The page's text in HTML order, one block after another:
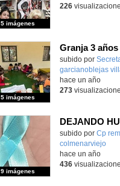
5 imágenes
226
Contenido
subido por
garcianoblejas
5 imágenes
hace un año
273
Contenido
subido por Cp
colmenarviejo
9 imágenes
-
hace un año
436